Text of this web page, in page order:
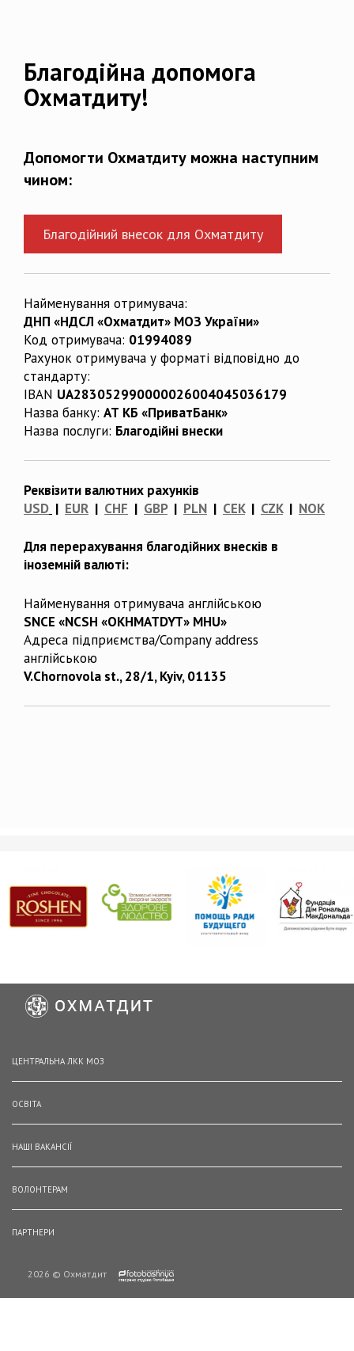
Благодійна допомога
Охматдиту!
Допомогти Охматдиту можна наступним
чином:
Благодійний внесок для Охматдиту
Найменування отримувача:
ДНП «НДСЛ «Охматдит» МОЗ України»
Код отримувача: 01994089
Рахунок отримувача у форматі відповідно до
стандарту:
IBAN UA283052990000026004045036179
Назва банку: АТ КБ «ПриватБанк»
Назва послуги: Благодійні внески
Реквізити валютних рахунків
USD | EUR | CHF | GBP| PLN | CEK| CZK| NOK
Для перерахування благодійних внесків в
іноземній валюті:
Найменування отримувача англійською
SNCE «NCSH «OKHMATDYT» MHU»
Адреса підприємства/Company address
англійською
V.Chornovola st., 28/1, Kyiv, 01135
ЦЕНТРАЛЬНА ЛКК МОЗ
ОСВІТА
НАШІ ВАКАНСІЇ
ВОЛОНТЕРАМ
ПАРТНЕРИ
2026 © Охматдит